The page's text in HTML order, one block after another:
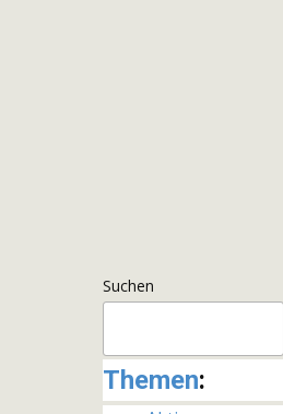
Suchen
Themen: